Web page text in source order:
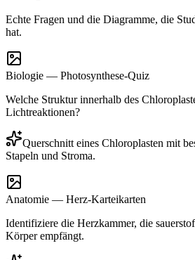
Echte Fragen und die Diagramme, die
hat.
Biologie — Photosynthese-Quiz
Welche Struktur innerhalb des
Lichtreaktionen?
Querschnitt eines Chloroplasten mit
Stapeln und Stroma.
Anatomie — Herz-Karteikarten
Identifiziere die Herzkammer, die
Körper empfängt.